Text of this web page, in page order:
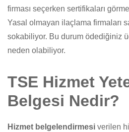
firması seçerken sertifikaları
Yasal olmayan ilaçlama firmaları
sokabiliyor. Bu durum ödediğiniz
neden olabiliyor.
TSE Hizmet
Belgesi Nedir?
Hizmet belgelendirmesi verilen